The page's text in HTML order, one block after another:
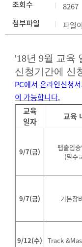
조회수 8267
첨부파일 파일
'18년 9월 교육
신청기간에 신
PC에서 온라인신청
이 가능합니다.
교육
일자
교육
9/7(금)
팹출입
(필수
9/7(금) 기본장
9/12(수) Track